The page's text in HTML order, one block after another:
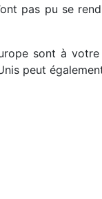
pas pu se
sont à
peut